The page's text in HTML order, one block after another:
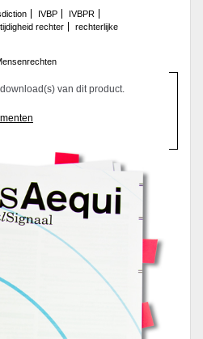
IVBP
IVBPR
rechter
rechterlijke
van dit product.